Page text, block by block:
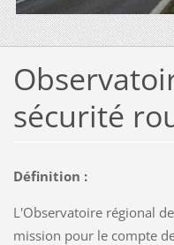
sécurité
Définition :
L'Observatoire régional
mission pour le compte